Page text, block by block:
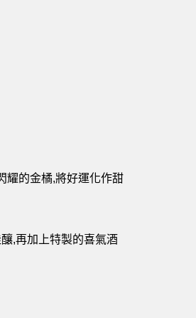
耀的金橘,將好運化作甜
,再加上特製的喜氣酒